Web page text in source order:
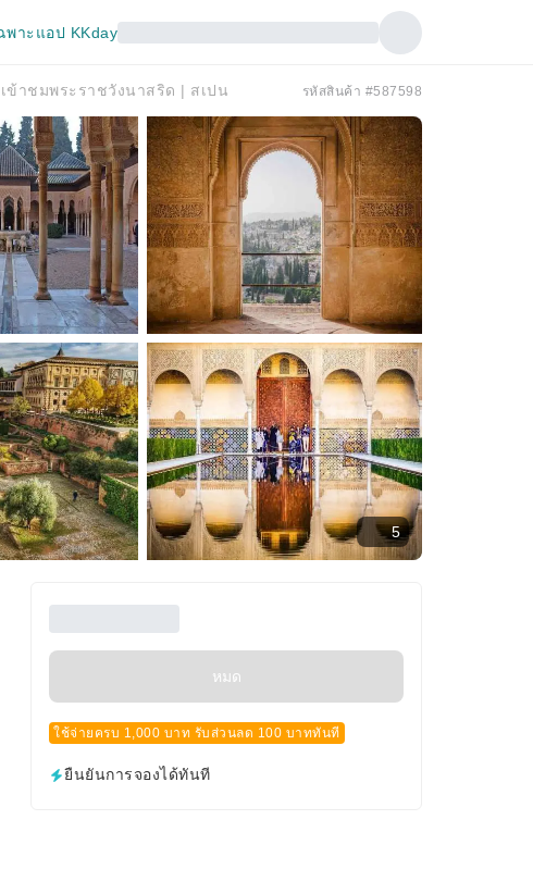
พาะแอป KKday
ข้าชมพระราชวังนาสริด | สเปน รหัสสินค้า #587598
5
หมด
ใช้จ่ายครบ 1,000 บาท รับส่วนลด 100 บาททันที
ยืนยันการจองได้ทันที